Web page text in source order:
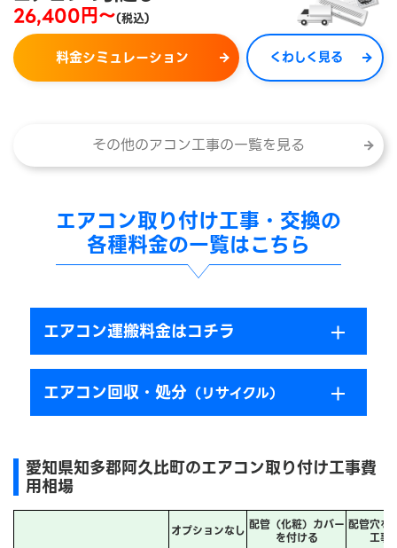
26,400円～(税込)
料金シミュレーション くわしく見る
その他のアコン工事の一覧を見る
エアコン取り付け工事・交換の
各種料金の一覧はこちら
エアコン運搬料金はコチラ
エアコン回収・処分 （リサイクル）
愛知県知多郡阿久比町のエアコン取り付け工事費
用相場
オプションなし 配管（化粧）カバー
を付ける
配管穴を
工事